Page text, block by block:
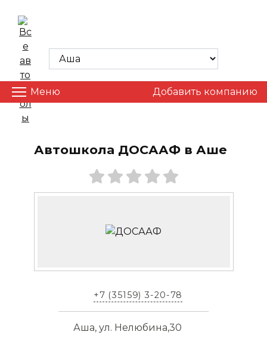
content
Меню Добавить компанию
Автошкола ДОСААФ в Аше
+7 (35159) 3-20-78
Аша, ул. Нелюбина,30